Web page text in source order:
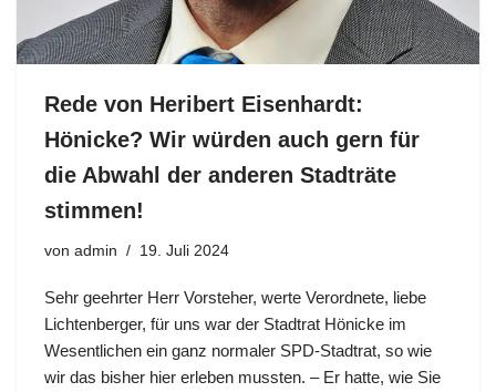
Rede von Heribert Eisenhardt:
Hönicke? Wir würden auch gern für
die Abwahl der anderen Stadträte
stimmen!
von admin 19. Juli 2024
Sehr geehrter Herr Vorsteher, werte Verordnete, liebe
Lichtenberger, für uns war der Stadtrat Hönicke im
Wesentlichen ein ganz normaler SPD-Stadtrat, so wie
wir das bisher hier erleben mussten. – Er hatte, wie Sie